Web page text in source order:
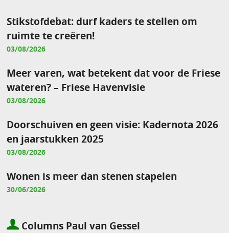
Stikstofdebat: durf kaders te stellen om
ruimte te creëren!
03/08/2026
Meer varen, wat betekent dat voor de Friese
wateren? – Friese Havenvisie
03/08/2026
Doorschuiven en geen visie: Kadernota 2026
en jaarstukken 2025
03/08/2026
Wonen is meer dan stenen stapelen
30/06/2026
Columns Paul van Gessel